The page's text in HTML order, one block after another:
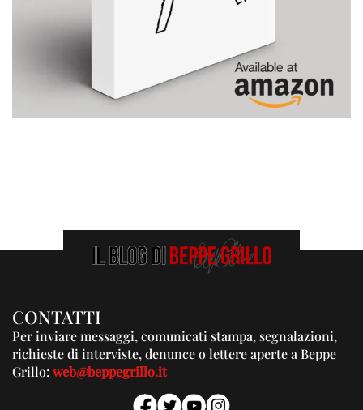
CONTATTI
Per inviare messaggi, comunicati stampa, segnalazioni,
richieste di interviste, denunce o lettere aperte a Beppe
Grillo:web@beppegrillo.it